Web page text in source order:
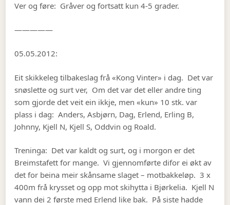
Ver og føre: Gråver og fortsatt kun 4-5 grader.
—————
05.05.2012:
Eit skikkeleg tilbakeslag frå «Kong Vinter» i dag. Det var
snøslette og surt ver, Om det var det eller andre ting
som gjorde det veit ein ikkje, men «kun» 10 stk. var
plass i dag: Anders, Asbjørn, Dag, Erlend, Erling B,
Johnny, Kjell N, Kjell S, Oddvin og Roald.
Treninga: Det var kaldt og surt, og i morgon er det
Breimstafett for mange. Vi gjennomførte difor ei økt av
det for beina meir skånsame slaget – motbakkeløp. 3 x
400m frå krysset og opp mot skihytta i Bjørkelia. Kjell N
vann dei 2 første med Erlend like bak. På siste hadde